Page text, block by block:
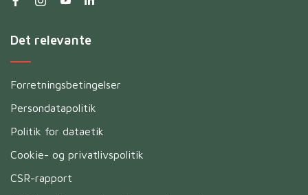
Det relevante
Forretningsbetingelser
Persondatapolitik
Politik for dataetik
Cookie- og privatlivspolitik
CSR-rapport